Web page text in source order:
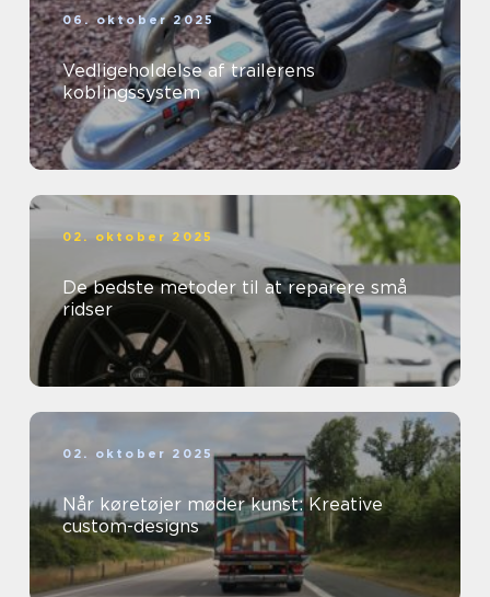
06. oktober 2025
Vedligeholdelse af trailerens
koblingssystem
02. oktober 2025
De bedste metoder til at reparere små
ridser
02. oktober 2025
Når køretøjer møder kunst: Kreative
custom-designs